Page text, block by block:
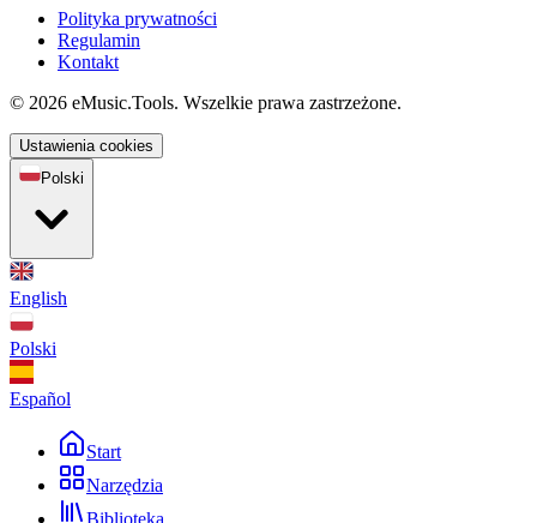
Polityka prywatności
Regulamin
Kontakt
© 2026 eMusic.Tools. Wszelkie prawa zastrzeżone.
Ustawienia cookies
Polski
English
Polski
Español
Start
Narzędzia